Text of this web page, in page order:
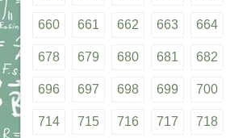
660 661 662 663 664
678 679 680 681 682
696 697 698 699 700
714 715 716 717 718